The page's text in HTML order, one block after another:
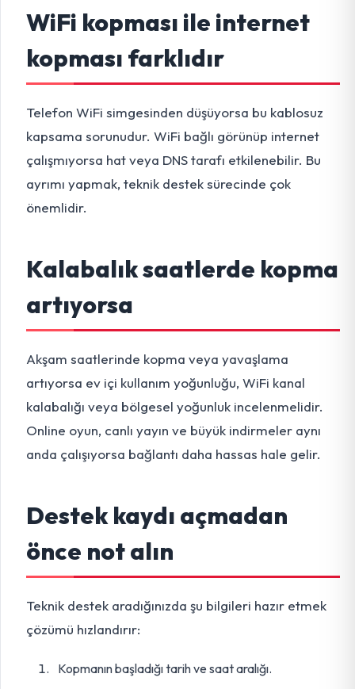
WiFi kopması ile internet
kopması farklıdır
Telefon WiFi simgesinden düşüyorsa bu kablosuz
kapsama sorunudur. WiFi bağlı görünüp internet
çalışmıyorsa hat veya DNS tarafı etkilenebilir. Bu
ayrımı yapmak, teknik destek sürecinde çok
önemlidir.
Kalabalık saatlerde kopma
artıyorsa
Akşam saatlerinde kopma veya yavaşlama
artıyorsa ev içi kullanım yoğunluğu, WiFi kanal
kalabalığı veya bölgesel yoğunluk incelenmelidir.
Online oyun, canlı yayın ve büyük indirmeler aynı
anda çalışıyorsa bağlantı daha hassas hale gelir.
Destek kaydı açmadan
önce not alın
Teknik destek aradığınızda şu bilgileri hazır etmek
çözümü hızlandırır:
Kopmanın başladığı tarih ve saat aralığı.